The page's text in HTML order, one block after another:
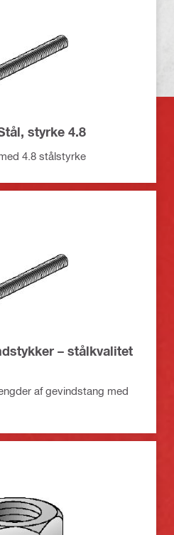
styrke 4.8
4.8 stålstyrke
– stålkvalitet
af gevindstang med